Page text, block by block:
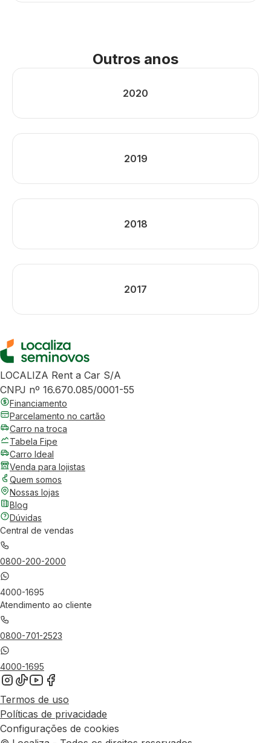
Outros anos
2020
2019
2018
2017
LOCALIZA Rent a Car S/A
CNPJ nº 16.670.085/0001-55
Financiamento
Parcelamento no cartão
Carro na troca
Tabela Fipe
Carro Ideal
Venda para lojistas
Quem somos
Nossas lojas
Blog
Dúvidas
Central de vendas
0800-200-2000
4000-1695
Atendimento ao cliente
0800-701-2523
4000-1695
Termos de uso
Políticas de privacidade
Configurações de cookies